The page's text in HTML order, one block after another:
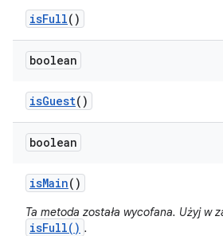
isFull()
boolean
isGuest()
boolean
isMain()
Ta metoda została wycofana. Użyj w
isFull() .